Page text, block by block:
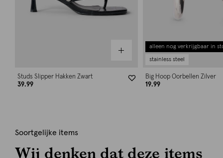
Studs Slipper Hakken Zwart
39.99
alleen nog verkrijgbaar in
stainless steel
Big Hoop Oorbellen Zilver
19.99
Soortgelijke items
Wij denken dat deze items